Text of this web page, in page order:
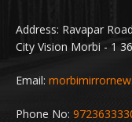
Address: Ravapar
City Vision Morbi - 1
Email:
Phone No: